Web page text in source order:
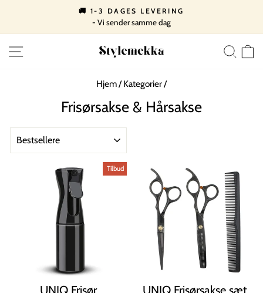
indhold
Pause
🚚 1-3 DAGES LEVERING
- Vi sender samme dag
SIDE NAVIGATION
Hjem/ Kategorier/
Frisørsakse & Hårsakse
Tilbud
UNIQ Frisør
UNIQ Frisørsakse sæt